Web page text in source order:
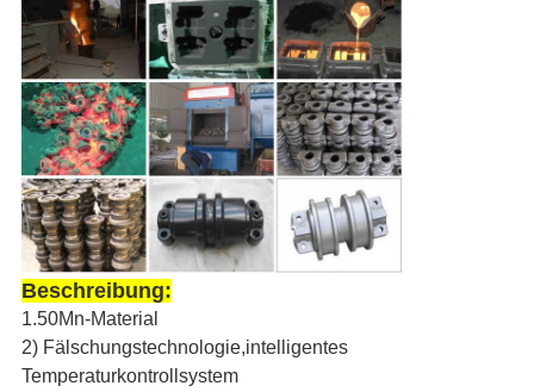
Beschreibung:
1.50Mn-Material
2) Fälschungstechnologie,intelligentes
Temperaturkontrollsystem